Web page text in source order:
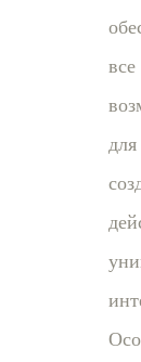
все
для